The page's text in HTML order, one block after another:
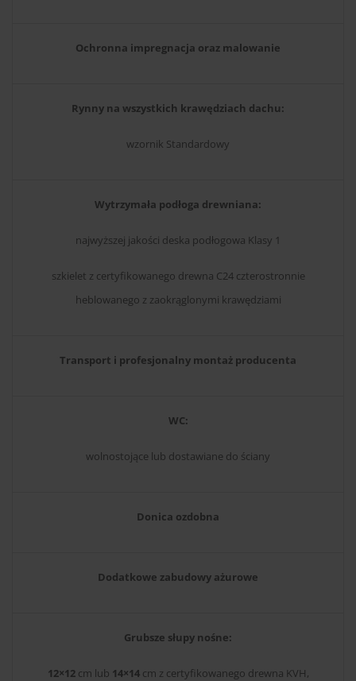
Ochronna impregnacja oraz malowanie
Rynny na wszystkich krawędziach dachu:
wzornik Standardowy
Wytrzymała podłoga drewniana:
najwyższej jakości deska podłogowa Klasy 1
szkielet z certyfikowanego drewna C24 czterostronnie
heblowanego z zaokrąglonymi krawędziami
Transport i profesjonalny montaż producenta
WC:
wolnostojące lub dostawiane do ściany
Donica ozdobna
Dodatkowe zabudowy ażurowe
Grubsze słupy nośne:
12×12 cm lub 14×14 cm z certyfikowanego drewna KVH,